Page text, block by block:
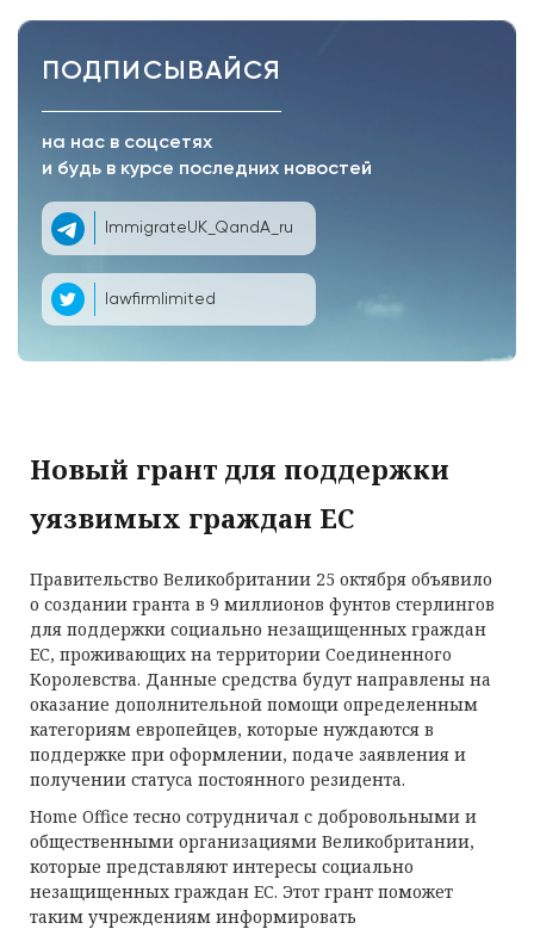
ПОДПИСЫВАЙСЯ
на нас в соцсетях
и будь в курсе последних новостей
ImmigrateUK_QandA_ru
lawfirmlimited
Новый грант для поддержки
уязвимых граждан ЕС
Правительство Великобритании 25 октября объявило
о создании гранта в 9 миллионов фунтов стерлингов
для поддержки социально незащищенных граждан
ЕС, проживающих на территории Соединенного
Королевства. Данные средства будут направлены на
оказание дополнительной помощи определенным
категориям европейцев, которые нуждаются в
поддержке при оформлении, подаче заявления и
получении статуса постоянного резидента.
Home Office тесно сотрудничал с добровольными и
общественными организациями Великобритании,
которые представляют интересы социально
незащищенных граждан ЕС. Этот грант поможет
таким учреждениям информировать